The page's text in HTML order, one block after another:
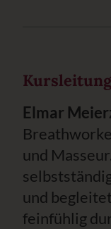
Kursleitung
Elmar
und
und
feinfühlig